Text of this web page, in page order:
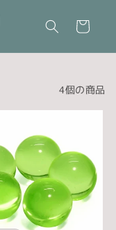
ー
4個の商品